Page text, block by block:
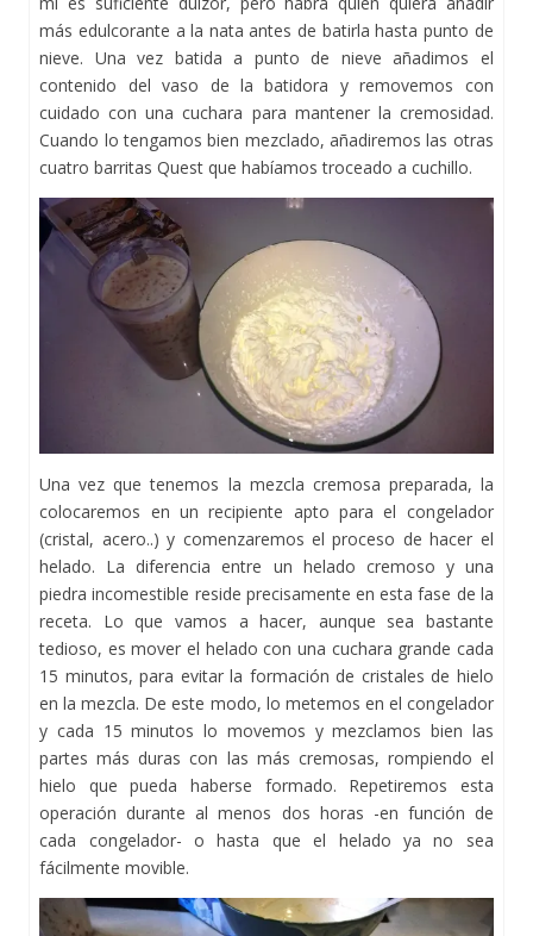
más edulcorante a la nata antes de batirla hasta punto de
nieve. Una vez batida a punto de nieve añadimos el
contenido del vaso de la batidora y removemos con
cuidado con una cuchara para mantener la cremosidad.
Cuando lo tengamos bien mezclado, añadiremos las otras
cuatro barritas Quest que habíamos troceado a cuchillo.
Una vez que tenemos la mezcla cremosa preparada, la
colocaremos en un recipiente apto para el congelador
(cristal, acero..) y comenzaremos el proceso de hacer el
helado. La diferencia entre un helado cremoso y una
piedra incomestible reside precisamente en esta fase de la
receta. Lo que vamos a hacer, aunque sea bastante
tedioso, es mover el helado con una cuchara grande cada
15 minutos, para evitar la formación de cristales de hielo
en la mezcla. De este modo, lo metemos en el congelador
y cada 15 minutos lo movemos y mezclamos bien las
partes más duras con las más cremosas, rompiendo el
hielo que pueda haberse formado. Repetiremos esta
operación durante al menos dos horas -en función de
cada congelador- o hasta que el helado ya no sea
fácilmente movible.